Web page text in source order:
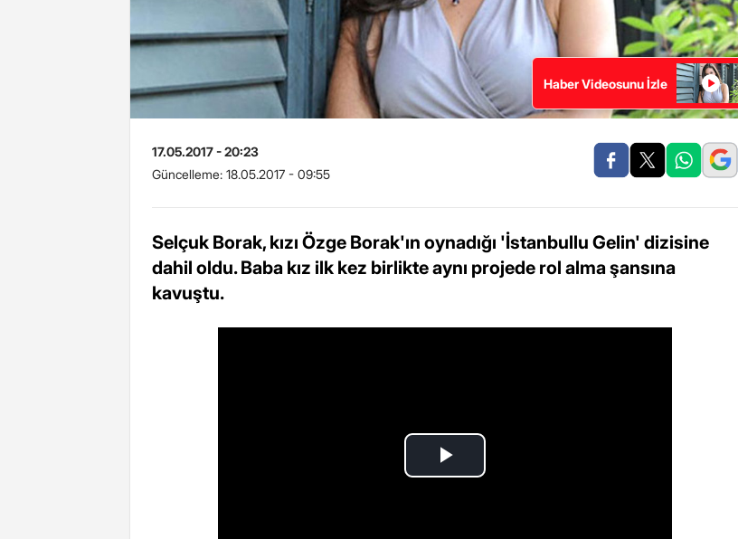
Haber Videosunu İzle
17.05.2017 - 20:23
Güncelleme: 18.05.2017 - 09:55
Selçuk Borak, kızı Özge Borak'ın oynadığı 'İstanbullu Gelin' dizisine
dahil oldu. Baba kız ilk kez birlikte aynı projede rol alma şansına
kavuştu.